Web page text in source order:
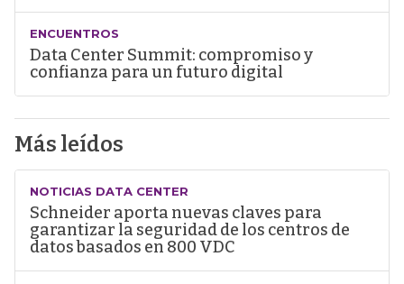
ENCUENTROS
Data Center Summit: compromiso y
confianza para un futuro digital
Más leídos
NOTICIAS DATA CENTER
Schneider aporta nuevas claves para
garantizar la seguridad de los centros de
datos basados en 800 VDC